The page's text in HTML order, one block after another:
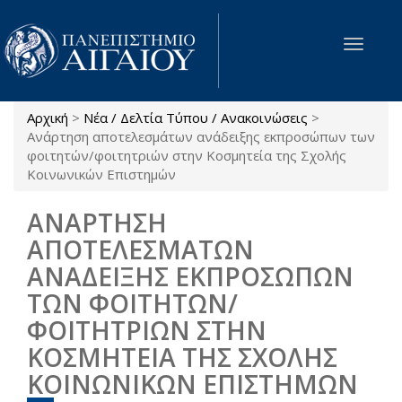
Παράκαμψη προς το κυρίως περιεχόμενο
Toggle
Είστε εδώ
Αρχική > Νέα / Δελτία Τύπου / Ανακοινώσεις >
Ανάρτηση αποτελεσμάτων ανάδειξης εκπροσώπων των
φοιτητών/φοιτητριών στην Κοσμητεία της Σχολής
Κοινωνικών Επιστημών
ΑΝΑΡΤΗΣΗ
ΑΠΟΤΕΛΕΣΜΑΤΩΝ
ΑΝΑΔΕΙΞΗΣ ΕΚΠΡΟΣΩΠΩΝ
ΤΩΝ ΦΟΙΤΗΤΩΝ/
ΦΟΙΤΗΤΡΙΩΝ ΣΤΗΝ
ΚΟΣΜΗΤΕΙΑ ΤΗΣ ΣΧΟΛΗΣ
ΚΟΙΝΩΝΙΚΩΝ ΕΠΙΣΤΗΜΩΝ